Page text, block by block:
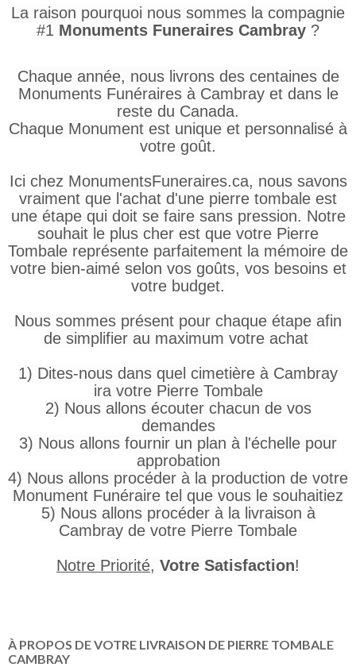
La raison pourquoi nous sommes la compagnie
#1 Monuments Funeraires Cambray ?
Chaque année, nous livrons des centaines de
Monuments Funéraires à Cambray et dans le
reste du Canada.
Chaque Monument est unique et personnalisé à
votre goût.
Ici chez MonumentsFuneraires.ca, nous savons
vraiment que l'achat d'une pierre tombale est
une étape qui doit se faire sans pression. Notre
souhait le plus cher est que votre Pierre
Tombale représente parfaitement la mémoire de
votre bien-aimé selon vos goûts, vos besoins et
votre budget.
Nous sommes présent pour chaque étape afin
de simplifier au maximum votre achat
1) Dites-nous dans quel cimetière à Cambray
ira votre Pierre Tombale
2) Nous allons écouter chacun de vos
demandes
3) Nous allons fournir un plan à l'échelle pour
approbation
4) Nous allons procéder à la production de votre
Monument Funéraire tel que vous le souhaitiez
5) Nous allons procéder à la livraison à
Cambray de votre Pierre Tombale
Notre Priorité, Votre Satisfaction!
À PROPOS DE VOTRE LIVRAISON DE PIERRE TOMBALE
CAMBRAY